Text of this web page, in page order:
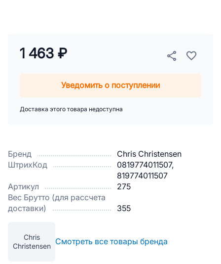
Бренд
Chris Christensen
ШтрихКод
0819774011507,
819774011507
Артикул
275
Вес Брутто (для рассчета
доставки)
355
Chris
Christensen
Смотреть все товары бренда
1 463 ₽
Уведомить о поступлении
Доставка этого товара недоступна